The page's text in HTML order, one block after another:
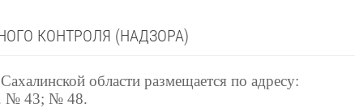
КОНТРОЛЯ (НАДЗОРА)
области размещается по адресу:
№ 43; № 48.